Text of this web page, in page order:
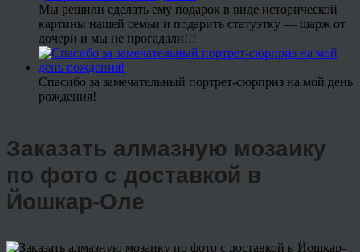
Мы решили сделать ему подарок в виде исторической
картины нашей семьи и подарить статуэтку — шарж от
дочери и мы не прогадали!!!
Спасибо за замечательный портрет-сюрприз на мой день
рождения!
Заказать алмазную мозаику
по фото с доставкой в
Йошкар-Оле